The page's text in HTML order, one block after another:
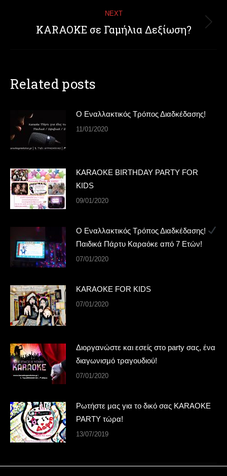
NEXT
Next
KARAOKE σε Γαμήλια Δεξίωση?
Related posts
Ο Εναλλακτικός Τρόπος Διαδκέδασης!
11/01/2020
KARAOKE BIRTHDAY PARTY FOR
KIDS
09/01/2020
Ο Εναλλακτικός Τρόπος Διαδκέδασης!
Παιδικά Πάρτυ Καραόκε από 7 Ετών!
07/01/2020
KARAOKE FOR KIDS
07/01/2020
Διοργανώστε και εσείς στο party σας, ένα
διαγωνισμό τραγουδιού!
07/01/2020
Ρωτήστε μας για το δικό σας KARAOKE
PARTY τώρα!
13/07/2019